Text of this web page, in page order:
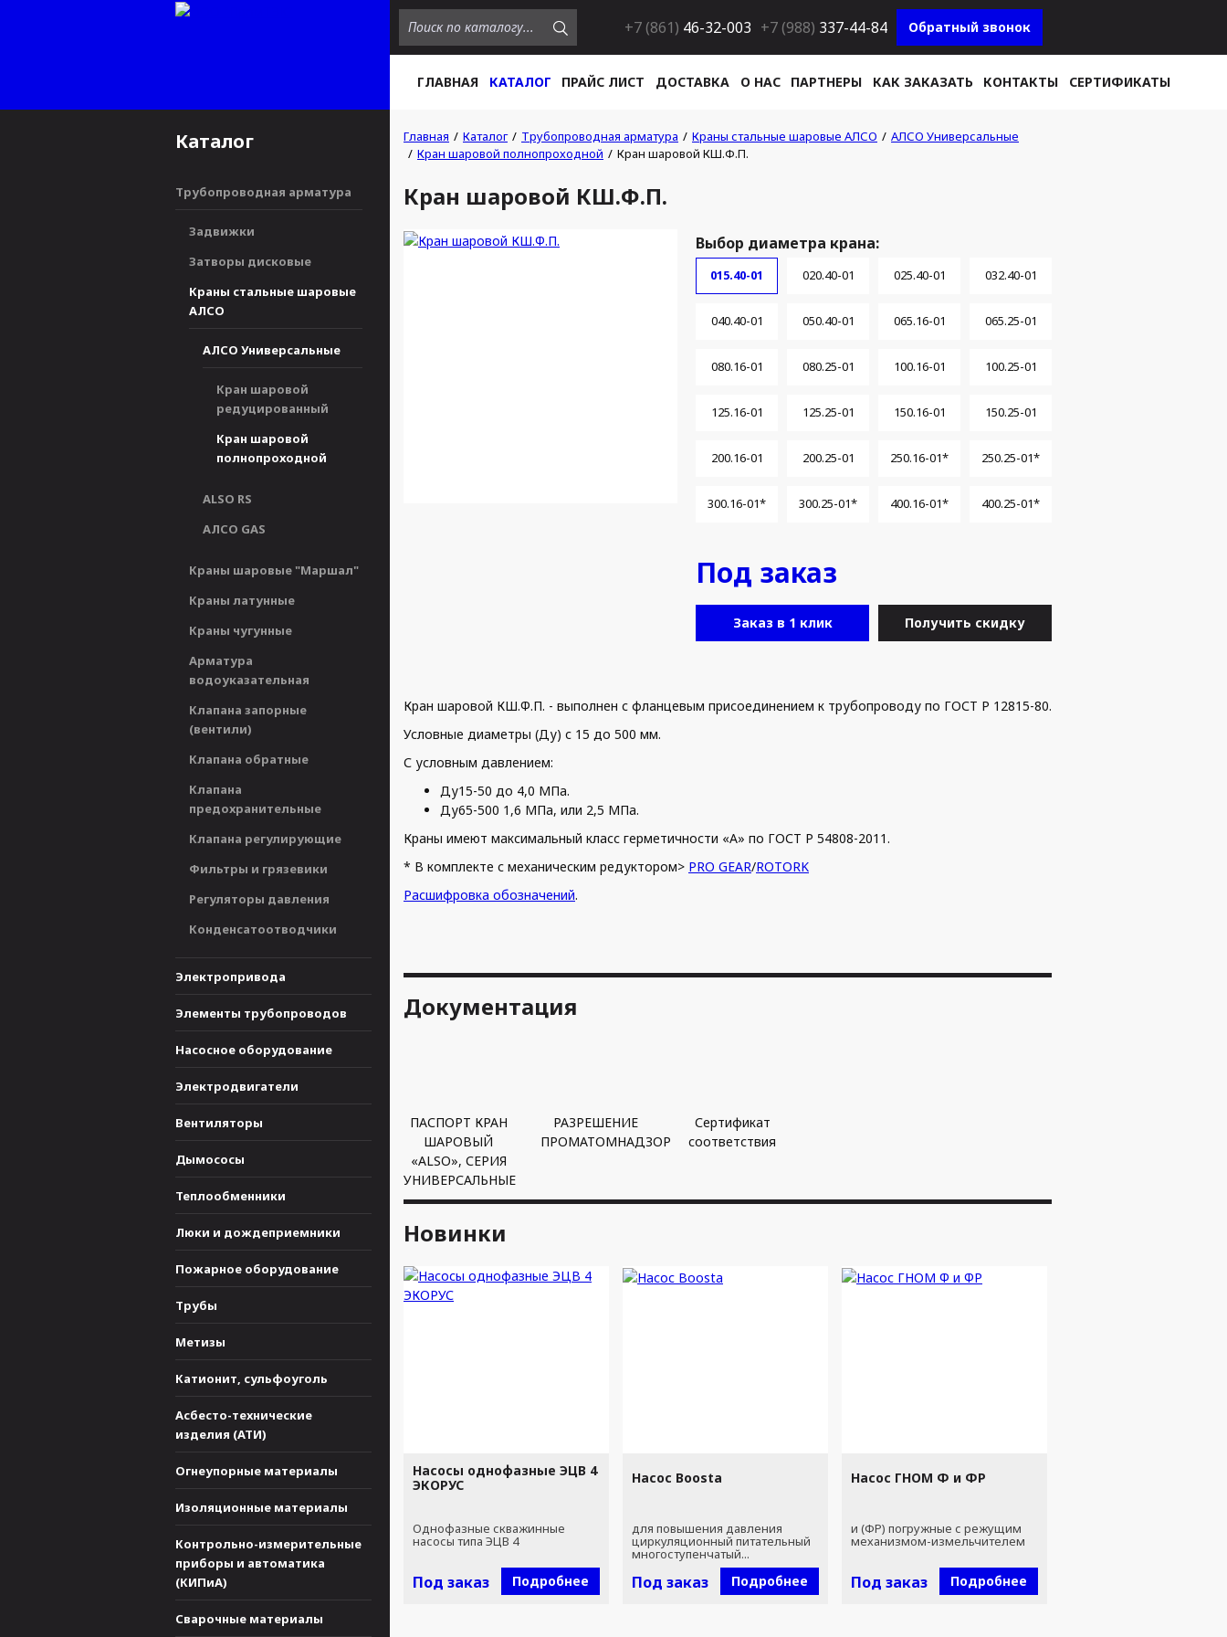
+7 (861) 46-32-003 +7 (988) 337-44-84 Обратный звонок
ГЛАВНАЯ КАТАЛОГ ПРАЙС ЛИСТ ДОСТАВКА О НАС ПАРТНЕРЫ КАК ЗАКАЗАТЬ КОНТАКТЫ СЕРТИФИКАТЫ
Каталог
Трубопроводная арматура
Задвижки
Затворы дисковые
Краны стальные шаровые
АЛСО
АЛСО Универсальные
Кран шаровой
редуцированный
Кран шаровой
полнопроходной
ALSO RS
АЛСО GAS
Краны шаровые "Маршал"
Краны латунные
Краны чугунные
Арматура
водоуказательная
Клапана запорные
(вентили)
Клапана обратные
Клапана
предохранительные
Клапана регулирующие
Фильтры и грязевики
Регуляторы давления
Конденсатоотводчики
Электропривода
Элементы трубопроводов
Насосное оборудование
Электродвигатели
Вентиляторы
Дымососы
Теплообменники
Люки и дождеприемники
Пожарное оборудование
Трубы
Метизы
Катионит, сульфоуголь
Асбесто-технические
изделия (АТИ)
Огнеупорные материалы
Изоляционные материалы
Контрольно-измерительные
приборы и автоматика
(КИПиА)
Сварочные материалы
Главная Каталог Трубопроводная арматура Краны стальные шаровые АЛСО
АЛСО Универсальные
Кран шаровой полнопроходной
Кран шаровой КШ.Ф.П.
Кран шаровой КШ.Ф.П.
Выбор диаметра крана:
015.40-01 020.40-01 025.40-01 032.40-01
040.40-01 050.40-01 065.16-01 065.25-01
080.16-01 080.25-01 100.16-01 100.25-01
125.16-01 125.25-01 150.16-01 150.25-01
200.16-01 200.25-01 250.16-01* 250.25-01*
300.16-01* 300.25-01* 400.16-01* 400.25-01*
Под заказ
Заказ в 1 клик Получить скидку
Кран шаровой КШ.Ф.П. - выполнен с фланцевым присоединением к трубопроводу по ГОСТ Р 12815-80.
Условные диаметры (Ду) с 15 до 500 мм.
С условным давлением:
Ду15-50 до 4,0 МПа.
Ду65-500 1,6 МПа, или 2,5 МПа.
Краны имеют максимальный класс герметичности «А» по ГОСТ Р 54808-2011.
* В комплекте с механическим редуктором> PRO GEAR/ROTORK
Расшифровка обозначений.
Документация
ПАСПОРТ КРАН
ШАРОВЫЙ
«ALSO», СЕРИЯ
УНИВЕРСАЛЬНЫЕ
РАЗРЕШЕНИЕ
ПРОМАТОМНАДЗОР
Сертификат
соответствия
Новинки
Насосы однофазные ЭЦВ 4
ЭКОРУС
Однофазные скважинные
насосы типа ЭЦВ 4
Под заказ Подробнее
Насос Boosta
для повышения давления
циркуляционный питательный
многоступенчатый...
Под заказ Подробнее
Насос ГНОМ Ф и ФР
и (ФР) погружные с режущим
механизмом-измельчителем
Под заказ Подробнее